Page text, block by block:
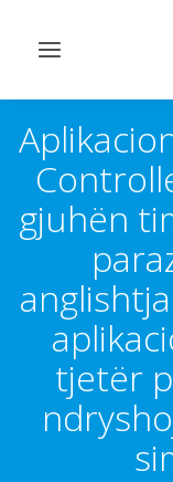
Ndrysho
gjuhën
tjetër